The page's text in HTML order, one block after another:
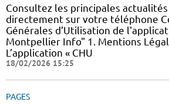
Consultez les principales actualités
directement sur votre téléphone
Générales d’Utilisation de
Montpellier Info" 1. Mentions
L’application « CHU
18/02/2026 15:25
PAGES